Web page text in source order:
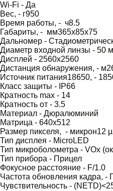
Wi-Fi -Да
Вес, - г950
Время работы, - ч8.5
Габариты, - мм365x85x75
Дальномер -
Диаметр входной линзы -50
Дисплей -2560x2560
Дистанция обнаружения, - м
Источник питания18650, -
Класс защиты - IP66
Кратность max - 14
Кратность от -3.5
Материал -Дюралюминий
Матрица -640x512
Размер пикселя, - микрон12
Тип дисплея - MicroLED
Тип микроболометра -VOx
Тип прибора - Прицел
Фокусное расстояние - F/1.0
Частота обновления кадра, -
Чувствительность - (NETD)